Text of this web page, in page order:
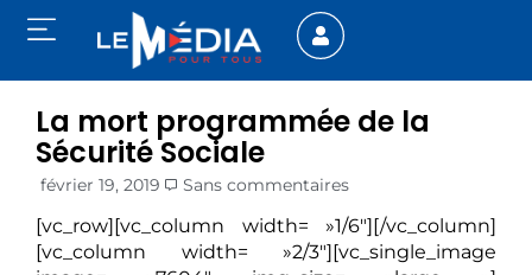
La mort programmée de la
Sécurité Sociale
février 19, 2019 Sans commentaires
[vc_row][vc_column width= »1/6″][/vc_column]
[vc_column width= »2/3″][vc_single_image